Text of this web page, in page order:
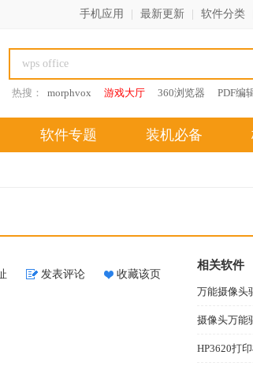
手机应用 最新更新 软件分类
热搜： morphvox 游戏大厅 360浏览器 PDF编
软件专题 装机必备
发表评论 收藏该页
相关软件
万能摄像头